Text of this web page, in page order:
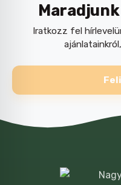
Iratkozz fel